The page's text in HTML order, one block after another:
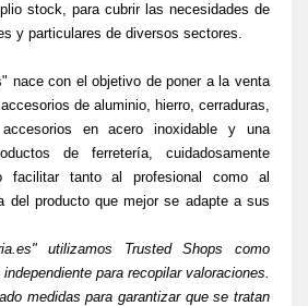
stock, para cubrir las necesidades de
y particulares de diversos sectores.
nace con el objetivo de poner a la venta
de aluminio, hierro, cerraduras,
en acero inoxidable y una
de ferretería, cuidadosamente
facilitar tanto al profesional como al
del producto que mejor se adapte a sus
utilizamos Trusted Shops como
para recopilar valoraciones.
medidas para garantizar que se tratan